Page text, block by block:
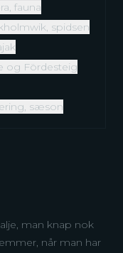
fauna
spidsen
og Fördesteig
sæson
man knap nok
når man har